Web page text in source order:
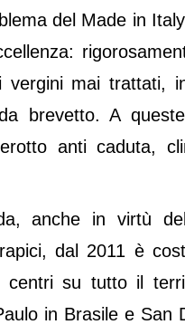
del Made in
vergini mai trattati,
brevetto. A
anti caduta,
anche in virtù
dal 2011 è
su tutto il
in Brasile e San